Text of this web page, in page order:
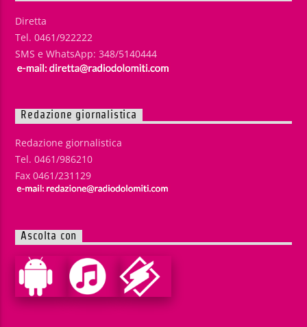
Diretta
Tel. 0461/922222
SMS e WhatsApp: 348/5140444
Redazione giornalistica
Redazione giornalistica
Tel. 0461/986210
Fax 0461/231129
Ascolta con